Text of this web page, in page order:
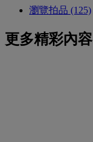
瀏覽拍品 (125)
更多精彩內容